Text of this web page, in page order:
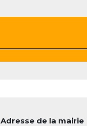
Adresse de la mairie